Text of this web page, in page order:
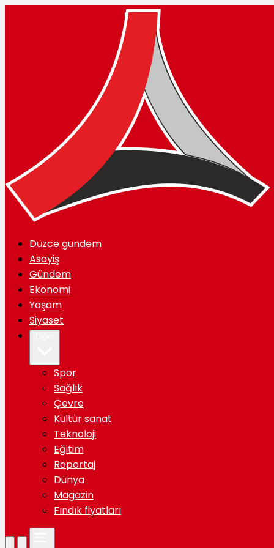
Düzce gündem
Asayiş
Gündem
Ekonomi
Yaşam
Siyaset
Spor
Sağlık
Çevre
Kültür sanat
Teknoloji
Eğitim
Röportaj
Dünya
Magazin
Fındık fiyatları